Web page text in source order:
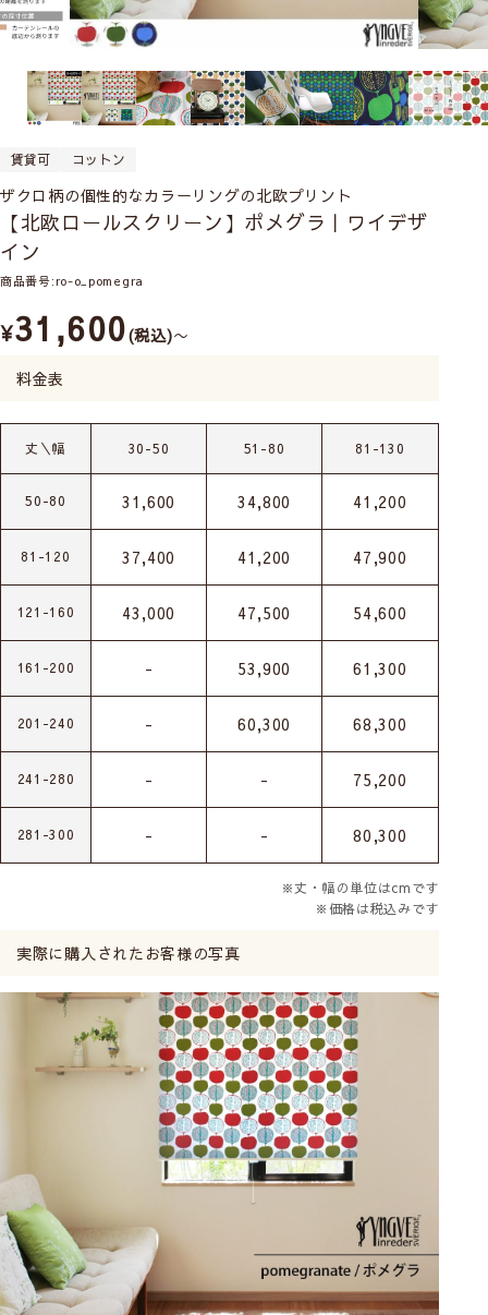
賃貸可 コットン
ザクロ柄の個性的なカラーリングの北欧プリント
【北欧ロールスクリーン】ポメグラ｜ワイデザ
イン
商品番号 ro-o_pomegra
¥31,600 税込 〜
料金表
丈＼幅 30-50 51-80 81-130
50-80 31,600 34,800 41,200
81-120 37,400 41,200 47,900
121-160 43,000 47,500 54,600
161-200 - 53,900 61,300
201-240 - 60,300 68,300
241-280 - - 75,200
281-300 - - 80,300
※丈・幅の単位はcmです
※価格は税込みです
実際に購入されたお客様の写真